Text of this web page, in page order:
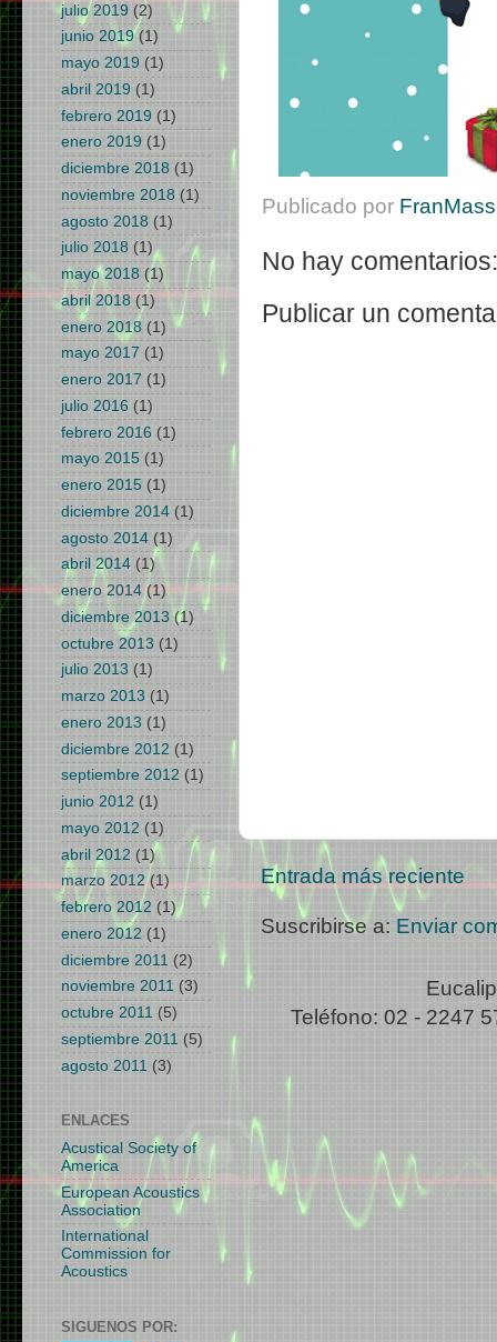
Publicado por
No hay comentarios:
Publicar un
Entrada más reciente
Suscribirse a: Enviar
Teléfono: 02 - 2247
julio 2019 (2)
junio 2019(1)
mayo 2019 (1)
abril 2019 (1)
febrero 2019 (1)
enero 2019 (1)
diciembre 2018 (1)
noviembre 2018 (1)
agosto 2018 (1)
julio 2018 (1)
mayo 2018 (1)
abril 2018(1)
enero 2018 (1)
mayo 2017 (1)
enero 2017 (1)
julio 2016 (1)
febrero 2016 (1)
mayo 2015 (1)
enero 2015 (1)
diciembre 2014 (1)
agosto 2014 (1)
abril 2014 (1)
enero 2014(1)
diciembre 2013 (1)
octubre 2013 (1)
julio 2013 (1)
marzo 2013 (1)
enero 2013 (1)
diciembre 2012 (1)
septiembre 2012 (1)
junio 2012 (1)
mayo 2012 (1)
abril 2012 (1)
marzo 2012(1)
febrero 2012 (1)
enero 2012 (1)
diciembre 2011 (2)
noviembre 2011 (3)
octubre 2011 (5)
septiembre 2011 (5)
agosto 2011 (3)
ENLACES
Acustical Society of
America
European Acoustics
Association
International
Commission for
Acoustics
SIGUENOS POR: